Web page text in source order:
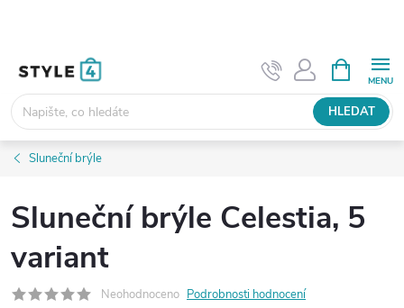
HLEDAT
NÁKUPNÍ
KOŠÍK
Sluneční brýle
Sluneční brýle Celestia, 5
variant
Neohodnoceno Podrobnosti hodnocení